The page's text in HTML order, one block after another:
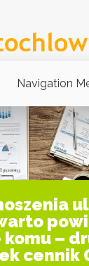
Navigation
–
cennik